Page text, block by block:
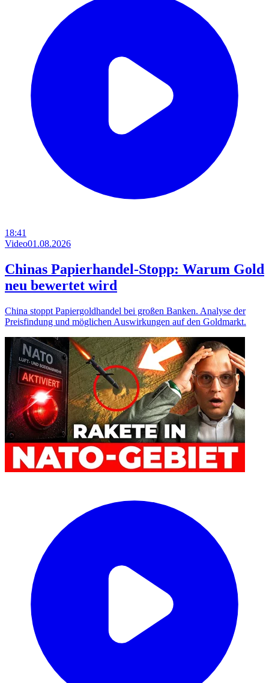
18:41
Video01.08.2026
Chinas Papierhandel-Stopp: Warum Gold
neu bewertet wird
China stoppt Papiergoldhandel bei großen Banken. Analyse der
Preisfindung und möglichen Auswirkungen auf den Goldmarkt.